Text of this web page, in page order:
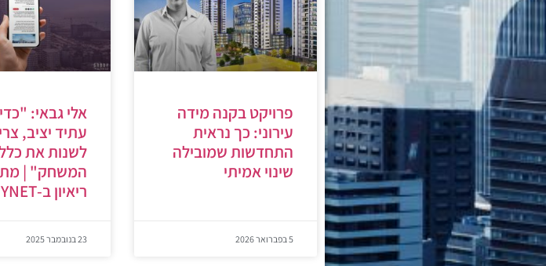
פרויקט בקנה מידה
עירוני: כך נראית
התחדשות שמובילה
שינוי אמיתי
5 בפברואר 2026
אלי גבאי:
עתיד יציב,
לשנות את
המשחק" |
ריאיון ב-YNET
23 בנובמבר 2025